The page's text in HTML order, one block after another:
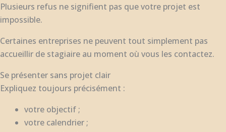
Plusieurs refus ne signifient pas que votre projet est
impossible.
Certaines entreprises ne peuvent tout simplement pas
accueillir de stagiaire au moment où vous les contactez.
Se présenter sans projet clair
Expliquez toujours précisément :
votre objectif ;
votre calendrier ;